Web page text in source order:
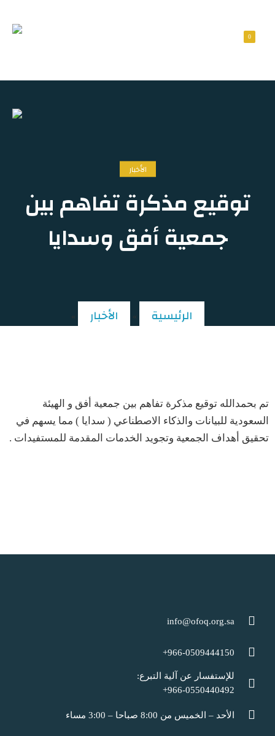
0
الأخبار
توقيع مذكرة تفاهم بين
جمعية أفق وسدايا
الرئيسية » الأخبار »
تم بحمدالله توقيع مذكرة تفاهم بين ⁧‫جمعية أفق‬⁩ و الهيئة
السعودية للبيانات والذكاء الاصطناعي ( سدايا ) مما يسهم في
تحقيق أهداف الجمعية وتجويد الخدمات المقدمة للمستفيدات .
info@ofoq.org.sa
966-0509444150+
للإستفسار عن آلية التبرع:
966-0550440492+
الأحد – الخميس من 8:00 صباحا – 3:00 مساء